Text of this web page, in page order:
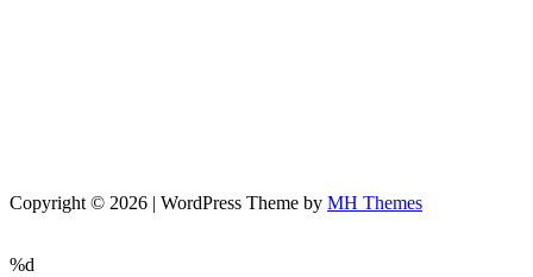
Copyright © 2026 | WordPress Theme by MH Themes
%d